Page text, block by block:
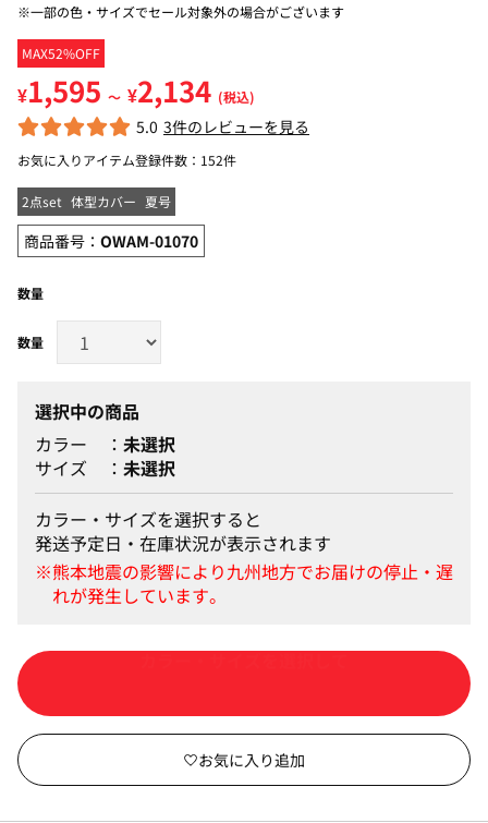
MAX52%OFF
※一部の色・サイズでセール対象外の場合がございます
¥1,595 ～ ¥2,134 (税込)
5.0 3件のレビューを見る
お気に入りアイテム登録件数： 152件
2点set 体型カバー 夏号
商品番号： OWAM-01070
数量
選択中の商品
カラー
未選択
サイズ
未選択
カラー・サイズを選択すると
発送予定日・在庫状況が表示されます